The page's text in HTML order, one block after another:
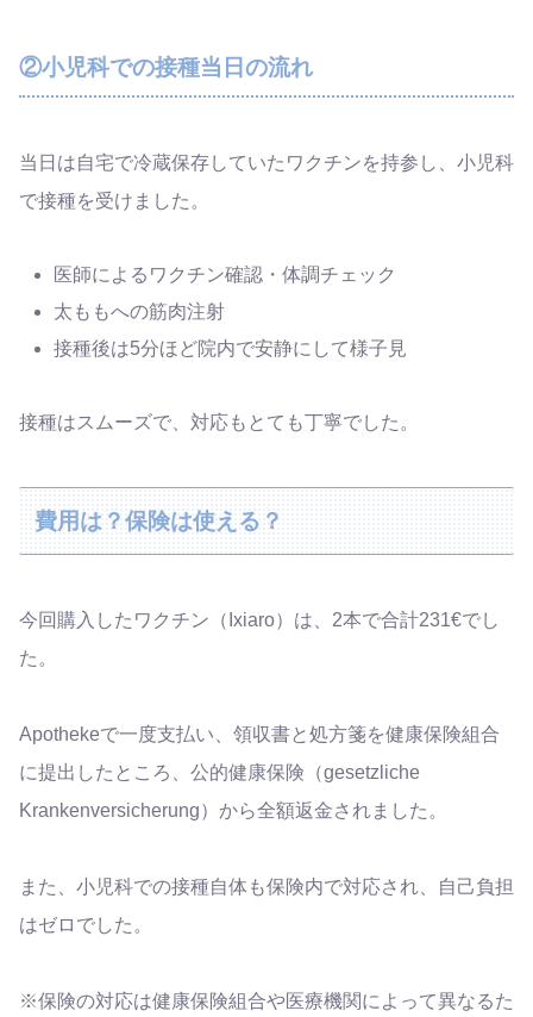
②小児科での接種当日の流れ
当日は自宅で冷蔵保存していたワクチンを持参し、小児科
で接種を受けました。
医師によるワクチン確認・体調チェック
太ももへの筋肉注射
接種後は5分ほど院内で安静にして様子見
接種はスムーズで、対応もとても丁寧でした。
費用は？保険は使える？
今回購入したワクチン（Ixiaro）は、2本で合計231€でし
た。
Apothekeで一度支払い、領収書と処方箋を健康保険組合
に提出したところ、公的健康保険（gesetzliche
Krankenversicherung）から全額返金されました。
また、小児科での接種自体も保険内で対応され、自己負担
はゼロでした。
※保険の対応は健康保険組合や医療機関によって異なるた